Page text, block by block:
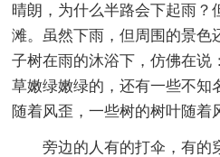
晴朗，为什么半路会下起雨？
滩。虽然下雨，但周围的景色
子树在雨的沐浴下，仿佛在说
草嫩绿嫩绿的，还有一些不知
随着风歪，一些树的树叶随着
旁边的人有的打伞，有的